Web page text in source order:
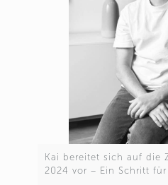
Kai bereitet sich auf die
2024 vor – Ein Schritt